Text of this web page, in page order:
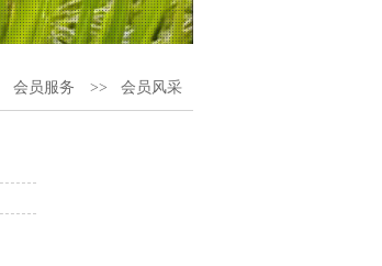
会员服务 >> 会员风采